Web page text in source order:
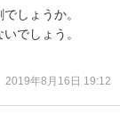
しょうか。
でしょう。
2019年8月16日 19:12